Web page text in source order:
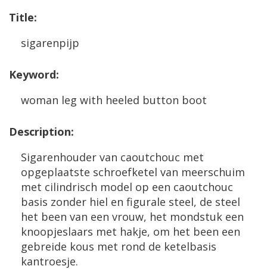
Title:
sigarenpijp
Keyword:
woman leg with heeled button boot
Description:
Sigarenhouder van caoutchouc met
opgeplaatste schroefketel van meerschuim
met cilindrisch model op een caoutchouc
basis zonder hiel en figurale steel, de steel
het been van een vrouw, het mondstuk een
knoopjeslaars met hakje, om het been een
gebreide kous met rond de ketelbasis
kantroesje.